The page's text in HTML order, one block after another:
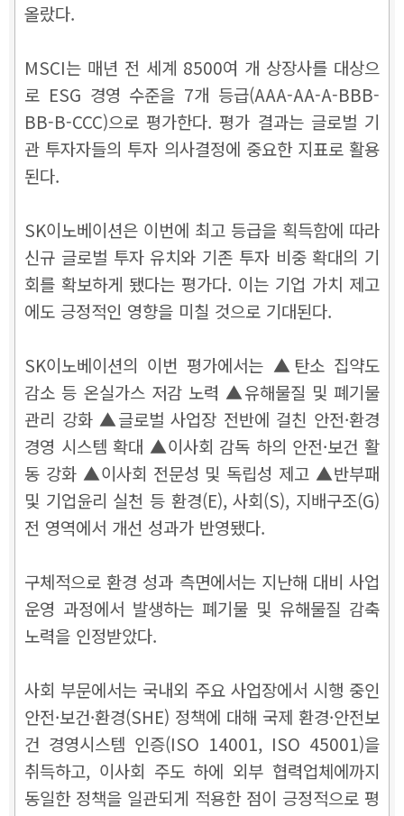
올랐다.
MSCI는 매년 전 세계 8500여 개 상장사를 대상으
로 ESG 경영 수준을 7개 등급(AAA-AA-A-BBB-
BB-B-CCC)으로 평가한다. 평가 결과는 글로벌 기
관 투자자들의 투자 의사결정에 중요한 지표로 활용
된다.
SK이노베이션은 이번에 최고 등급을 획득함에 따라
신규 글로벌 투자 유치와 기존 투자 비중 확대의 기
회를 확보하게 됐다는 평가다. 이는 기업 가치 제고
에도 긍정적인 영향을 미칠 것으로 기대된다.
SK이노베이션의 이번 평가에서는 ▲탄소 집약도
감소 등 온실가스 저감 노력 ▲유해물질 및 폐기물
관리 강화 ▲글로벌 사업장 전반에 걸친 안전·환경
경영 시스템 확대 ▲이사회 감독 하의 안전·보건 활
동 강화 ▲이사회 전문성 및 독립성 제고 ▲반부패
및 기업윤리 실천 등 환경(E), 사회(S), 지배구조(G)
전 영역에서 개선 성과가 반영됐다.
구체적으로 환경 성과 측면에서는 지난해 대비 사업
운영 과정에서 발생하는 폐기물 및 유해물질 감축
노력을 인정받았다.
사회 부문에서는 국내외 주요 사업장에서 시행 중인
안전·보건·환경(SHE) 정책에 대해 국제 환경·안전보
건 경영시스템 인증(ISO 14001, ISO 45001)을
취득하고, 이사회 주도 하에 외부 협력업체에까지
동일한 정책을 일관되게 적용한 점이 긍정적으로 평